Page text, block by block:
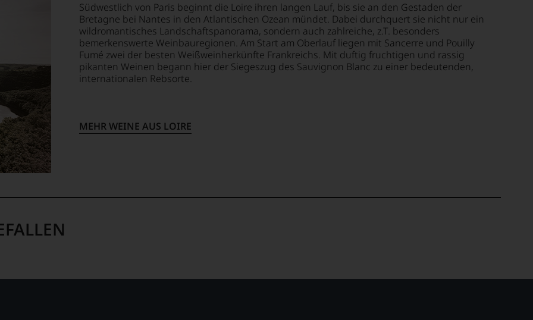
Südwestlich von Paris beginnt die Loire ihren langen Lauf, bis sie an den Gestaden der
Bretagne bei Nantes in den Atlantischen Ozean mündet. Dabei durchquert sie nicht nur ein
wildromantisches Landschaftspanorama, sondern auch zahlreiche, z.T. besonders
bemerkenswerte Weinbauregionen. Am Start am Oberlauf liegen mit Sancerre und Pouilly
Fumé zwei der besten Weißweinherkünfte Frankreichs. Mit duftig fruchtigen und rassig
pikanten Weinen begann hier der Siegeszug des Sauvignon Blanc zu einer bedeutenden,
internationalen Rebsorte.
MEHR WEINE AUS LOIRE